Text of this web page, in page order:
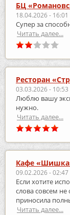
БЦ
18.04.2026 - 16:01
Супер за
Читать далее...
Ресторан
03.03.2026 - 10:53
Люблю вашу
нужно.
Читать далее...
Кафе
09.02.2026 - 02:47
Если хотите
слова совсем
приносила
Читать далее...